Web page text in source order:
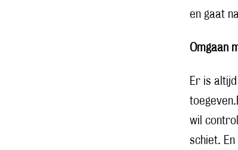
en gaat
Omgaan
Er is
wil
schiet.